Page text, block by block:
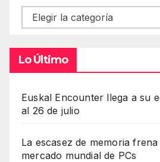
Contenidos
Lo Último
Euskal Encounter llega a su
al 26 de julio
La escasez de memoria
mercado mundial de PCs